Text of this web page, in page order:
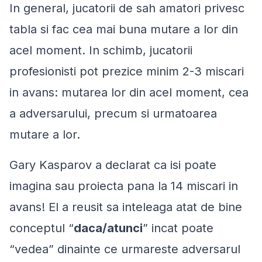
In general, jucatorii de sah amatori privesc
tabla si fac cea mai buna mutare a lor din
acel moment. In schimb, jucatorii
profesionisti pot prezice minim 2-3 miscari
in avans: mutarea lor din acel moment, cea
a adversarului, precum si urmatoarea
mutare a lor.
Gary Kasparov a declarat ca isi poate
imagina sau proiecta pana la 14 miscari in
avans! El a reusit sa inteleaga atat de bine
conceptul “daca/atunci” incat poate
“vedea” dinainte ce urmareste adversarul